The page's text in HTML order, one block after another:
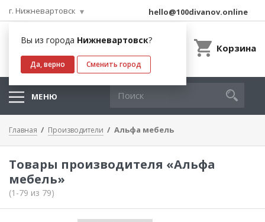
г. Нижневартовск
Вы из города Нижневартовск?
Да, верно Сменить город
hello@100divanov.online
Корзина
МЕНЮ
Главная Производители Альфа мебель
Товары производителя «Альфа
мебель»
(1-79 из 79)